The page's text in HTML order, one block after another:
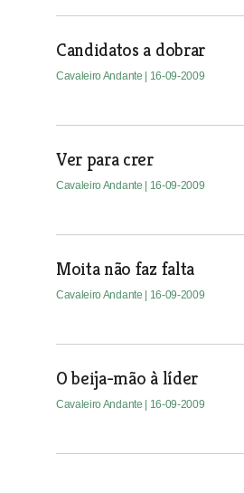
Candidatos a dobrar
Cavaleiro Andante | 16-09-2009
Ver para crer
Cavaleiro Andante | 16-09-2009
Moita não faz falta
Cavaleiro Andante | 16-09-2009
O beija-mão à líder
Cavaleiro Andante | 16-09-2009